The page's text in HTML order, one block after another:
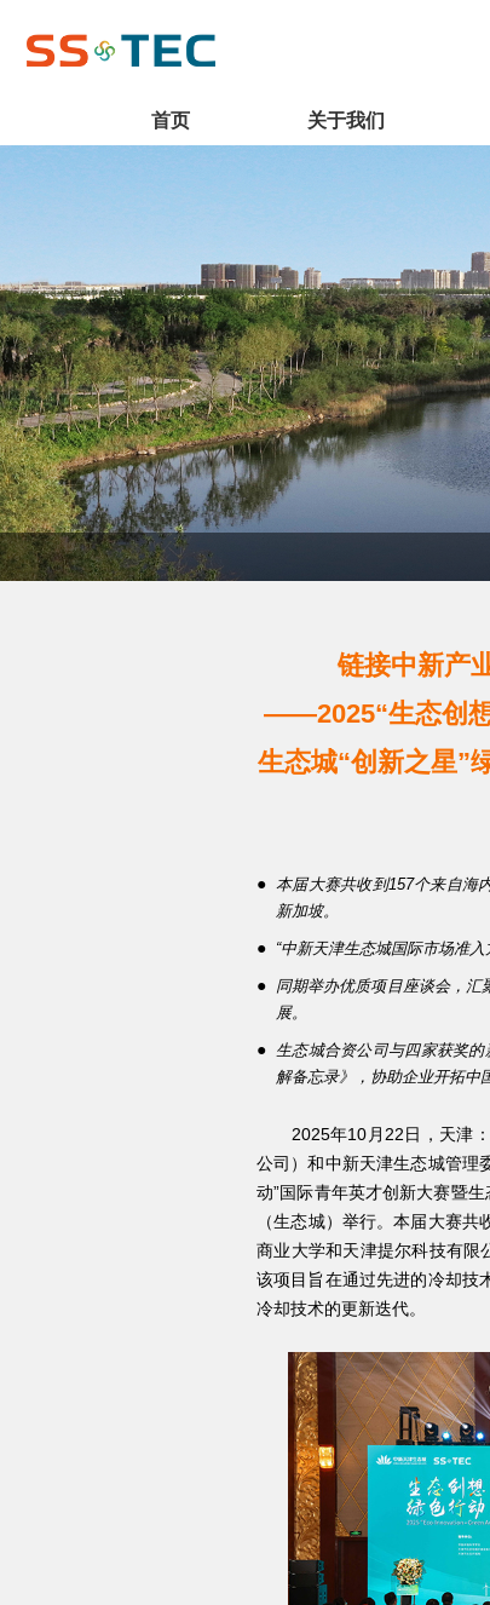
首页 关于我们
链接中新产
——2025“生态创想
生态城“创新之星”
● 本届大赛共收到157个来自海
新加坡。
● “中新天津生态城国际市场准
● 同期举办优质项目座谈会，汇
展。
● 生态城合资公司与四家获奖
解备忘录》，协助企业开拓中
2025年10月22日，天津：
公司）和中新天津生态城管理
动”国际青年英才创新大赛暨
（生态城）举行。本届大赛
商业大学和天津提尔科技有限
该项目旨在通过先进的冷却技
冷却技术的更新迭代。